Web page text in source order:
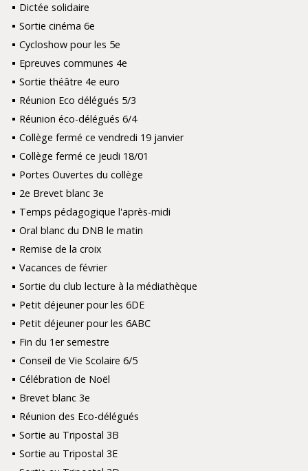
Dictée solidaire
Sortie cinéma 6e
Cycloshow pour les 5e
Epreuves communes 4e
Sortie théâtre 4e euro
Réunion Eco délégués 5/3
Réunion éco-délégués 6/4
Collège fermé ce vendredi 19 janvier
Collège fermé ce jeudi 18/01
Portes Ouvertes du collège
2e Brevet blanc 3e
Temps pédagogique l'après-midi
Oral blanc du DNB le matin
Remise de la croix
Vacances de février
Sortie du club lecture à la médiathèque
Petit déjeuner pour les 6DE
Petit déjeuner pour les 6ABC
Fin du 1er semestre
Conseil de Vie Scolaire 6/5
Célébration de Noël
Brevet blanc 3e
Réunion des Eco-délégués
Sortie au Tripostal 3B
Sortie au Tripostal 3E